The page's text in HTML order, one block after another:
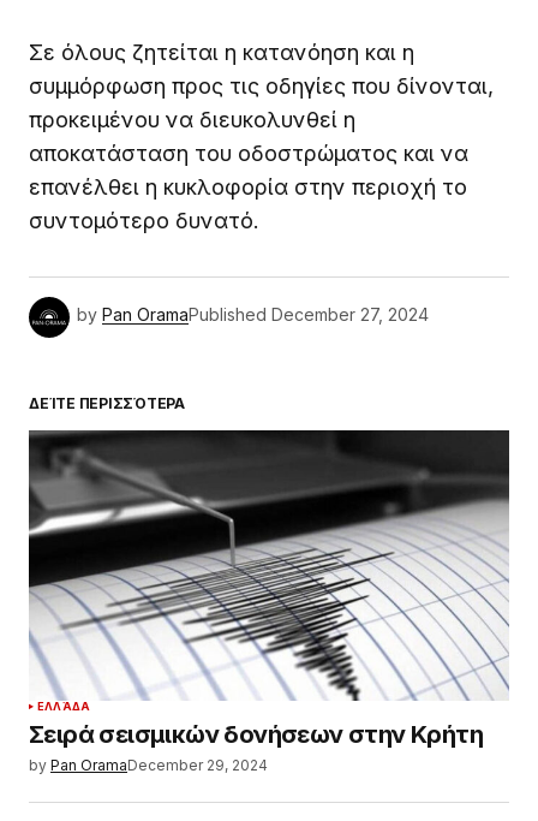
Σε όλους ζητείται η κατανόηση και η
συμμόρφωση προς τις οδηγίες που δίνονται,
προκειμένου να διευκολυνθεί η
αποκατάσταση του οδοστρώματος και να
επανέλθει η κυκλοφορία στην περιοχή το
συντομότερο δυνατό.
by Pan OramaPublished December 27, 2024
ΔΕΊΤΕ ΠΕΡΙΣΣΌΤΕΡΑ
ΕΛΛΆΔΑ
Σειρά σεισμικών δονήσεων στην Κρήτη
by Pan OramaDecember 29, 2024